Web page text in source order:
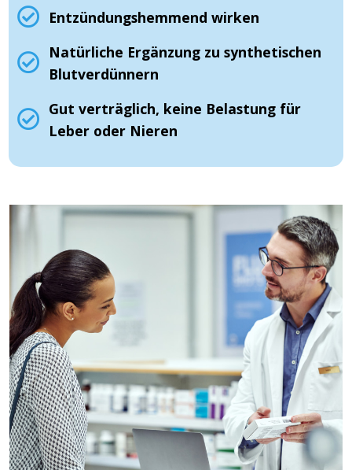
Entzündungshemmend wirken
Natürliche Ergänzung zu synthetischen
Blutverdünnern
Gut verträglich, keine Belastung für
Leber oder Nieren